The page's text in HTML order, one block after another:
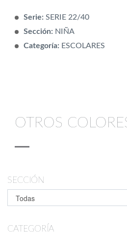
Serie: SERIE 22/40
Sección: NIÑA
Categoría: ESCOLARES
OTROS
SECCIÓN
CATEGORÍA